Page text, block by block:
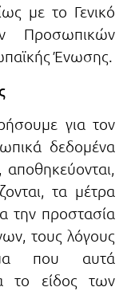
με το Γενικό
Προσωπικών
Ένωσης.
για τον
δεδομένα
τα μέτρα
την προστασία
τους λόγους
που αυτά
το είδος των